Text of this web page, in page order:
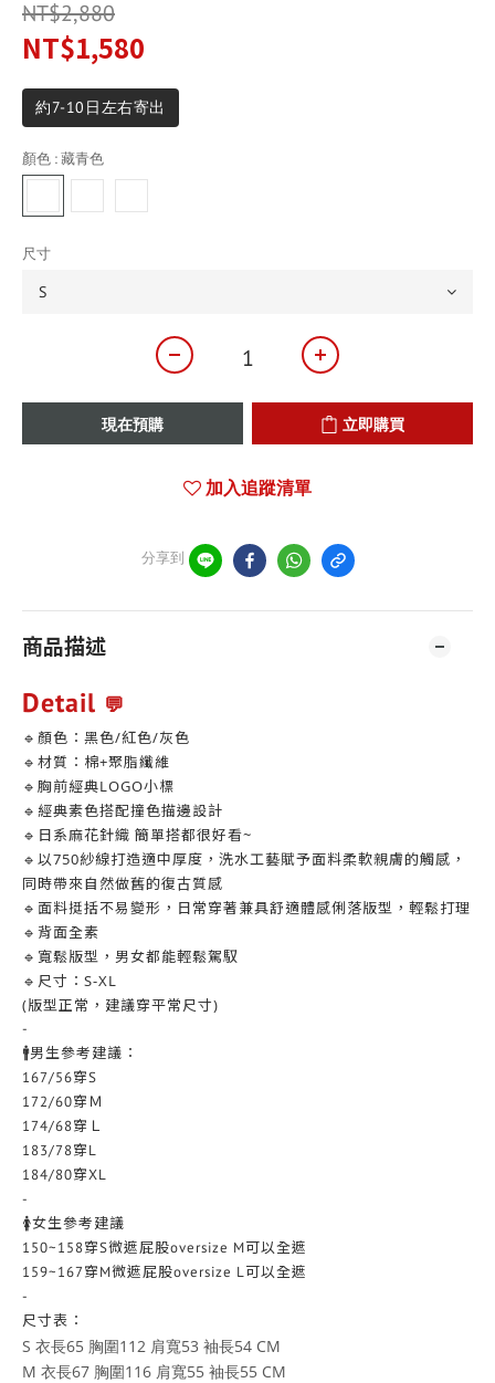
NT$2,880
NT$1,580
約7-10日左右寄出
顏色 : 藏青色
尺寸
現在預購 立即購買
加入追蹤清單
分享到
商品描述
Detail 💬
🔹顏色：黑色/紅色/灰色
🔹材質：棉+聚脂纖維
🔹胸前經典LOGO小標
🔹經典素色搭配撞色描邊設計
🔹日系麻花針織 簡單搭都很好看~
🔹以750紗線打造適中厚度，洗水工藝賦予面料柔軟親膚的觸感，
同時帶來自然做舊的復古質感
🔹面料挺括不易變形，日常穿著兼具舒適體感俐落版型，輕鬆打理
🔹背面全素
🔹寬鬆版型，男女都能輕鬆駕馭
🔹尺寸：S-XL
(版型正常，建議穿平常尺寸)
-
🚹男生參考建議：
167/56穿S
172/60穿Ｍ
174/68穿Ｌ
183/78穿L
184/80穿XL
-
🚺女生參考建議
150~158穿S微遮屁股oversize M可以全遮
159~167穿M微遮屁股oversize L可以全遮
-
尺寸表：
S 衣長65 胸圍112 肩寬53 袖長54 CM
M 衣長67 胸圍116 肩寬55 袖長55 CM